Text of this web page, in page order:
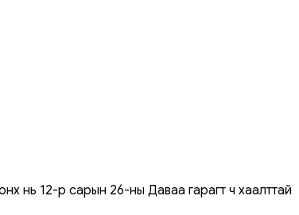
нь 12-р сарын 26-ны Даваа гарагт ч хаалттай